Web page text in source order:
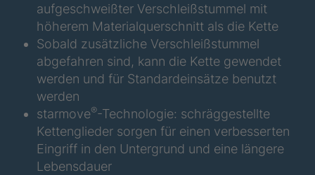
STP 176 888
F
4089051
STP 190 888
F
4089139
STP 148 877
F
4089238
4089242
aufgeschweißter Verschleißstummel mit
höherem Materialquerschnitt als die Kette
Sobald zusätzliche Verschleißstummel
abgefahren sind, kann die Kette gewendet
werden und für Standardeinsätze benutzt
werden
starmove®-Technologie: schräggestellte
Kettenglieder sorgen für einen verbesserten
Eingriff in den Untergrund und eine längere
Lebensdauer